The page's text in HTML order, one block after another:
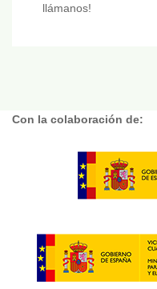
llámanos!
Con la colaboración de: